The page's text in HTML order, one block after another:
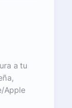
a tu
Apple